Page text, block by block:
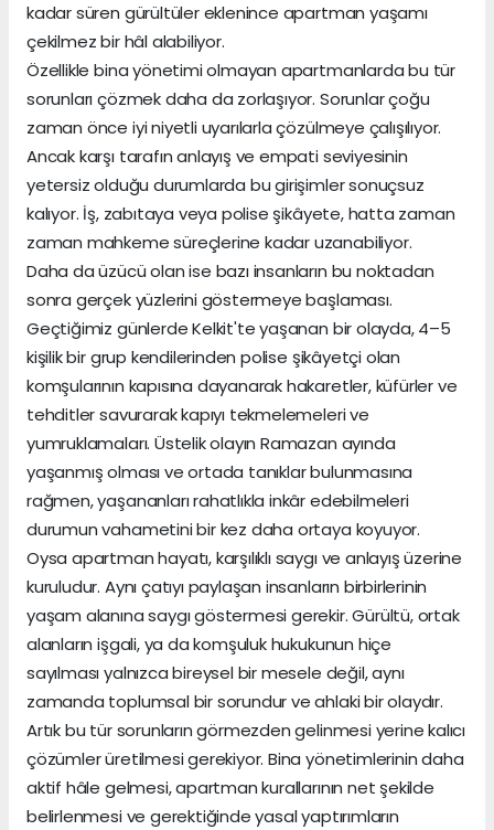
kadar süren gürültüler eklenince apartman yaşamı
çekilmez bir hâl alabiliyor.
Özellikle bina yönetimi olmayan apartmanlarda bu tür
sorunları çözmek daha da zorlaşıyor. Sorunlar çoğu
zaman önce iyi niyetli uyarılarla çözülmeye çalışılıyor.
Ancak karşı tarafın anlayış ve empati seviyesinin
yetersiz olduğu durumlarda bu girişimler sonuçsuz
kalıyor. İş, zabıtaya veya polise şikâyete, hatta zaman
zaman mahkeme süreçlerine kadar uzanabiliyor.
Daha da üzücü olan ise bazı insanların bu noktadan
sonra gerçek yüzlerini göstermeye başlaması.
Geçtiğimiz günlerde Kelkit'te yaşanan bir olayda, 4–5
kişilik bir grup kendilerinden polise şikâyetçi olan
komşularının kapısına dayanarak hakaretler, küfürler ve
tehditler savurarak kapıyı tekmelemeleri ve
yumruklamaları. Üstelik olayın Ramazan ayında
yaşanmış olması ve ortada tanıklar bulunmasına
rağmen, yaşananları rahatlıkla inkâr edebilmeleri
durumun vahametini bir kez daha ortaya koyuyor.
Oysa apartman hayatı, karşılıklı saygı ve anlayış üzerine
kuruludur. Aynı çatıyı paylaşan insanların birbirlerinin
yaşam alanına saygı göstermesi gerekir. Gürültü, ortak
alanların işgali, ya da komşuluk hukukunun hiçe
sayılması yalnızca bireysel bir mesele değil, aynı
zamanda toplumsal bir sorundur ve ahlaki bir olaydır.
Artık bu tür sorunların görmezden gelinmesi yerine kalıcı
çözümler üretilmesi gerekiyor. Bina yönetimlerinin daha
aktif hâle gelmesi, apartman kurallarının net şekilde
belirlenmesi ve gerektiğinde yasal yaptırımların